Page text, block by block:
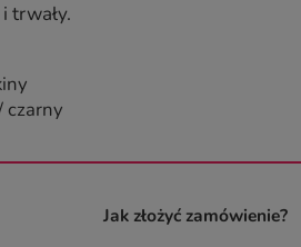
trwały.
czarny
Jak złożyć zamówienie?